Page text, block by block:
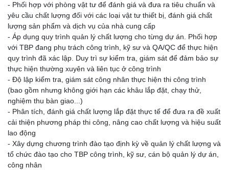
- Phối hợp với phòng vật tư để đánh giá và đưa ra tiêu chuẩn và
yêu cầu chất lượng đối với các loại vật tư thiết bị, đánh giá chất
lượng sản phẩm và dịch vụ của nhà cung cấp
- Áp dụng quy trình quản lý chất lượng cho từng dự án. Phối hợp
với TBP đang phụ trách công trình, kỹ sư và QA/QC để thực hiện
quy trình đã xác lập. Duy trì sự kiểm tra, giám sát để đảm bảo sự
thực hiện thường xuyên và liên tục ở công trình
- Độ lập kiểm tra, giám sát công nhân thực hiện thi công trình
(bao gồm nhưng không giới hạn các khâu lắp đặt, chạy thử,
nghiệm thu bàn giao...)
- Phân tích, đánh giá chất lượng lắp đặt thực tế để đưa ra đề xuất
cải thiện phương pháp thi công, nâng cao chất lượng và hiệu suất
lao động
- Xây dựng chương trình đào tạo định kỳ về quản lý chất lượng và
tổ chức đào tạo cho TBP công trình, kỹ sư, cán bộ quản lý dự án,
công nhân